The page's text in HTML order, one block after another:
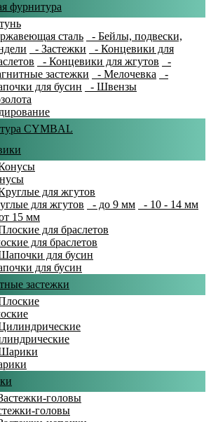
фурнитура
сталь
- Бейлы, подвески,
- Застежки
- Концевики для
- Концевики для жгутов
-
застежки
- Мелочевка
-
для бусин
- Швензы
CYMBAL
для жгутов - до 9 мм
- 10 - 14 мм
15 мм
для браслетов
для бусин
застежки
головы